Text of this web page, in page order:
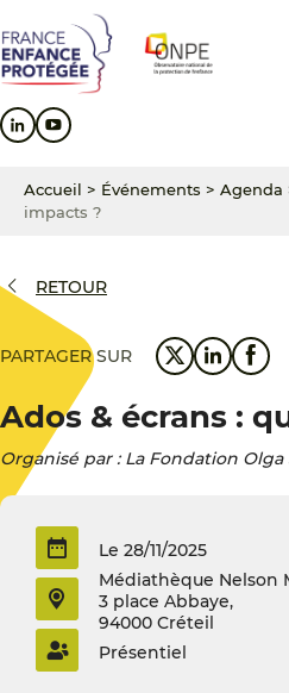
au
contenu
principal
au
menu
principal
au
pied
de
Accueil > Événements > Agenda
impacts ?
RETOUR
PARTAGER SUR
Ados & écrans :
Organisé par : La Fondation
Le 28/11/2025
Médiathèque Nelson
3 place Abbaye,
94000 Créteil
Présentiel